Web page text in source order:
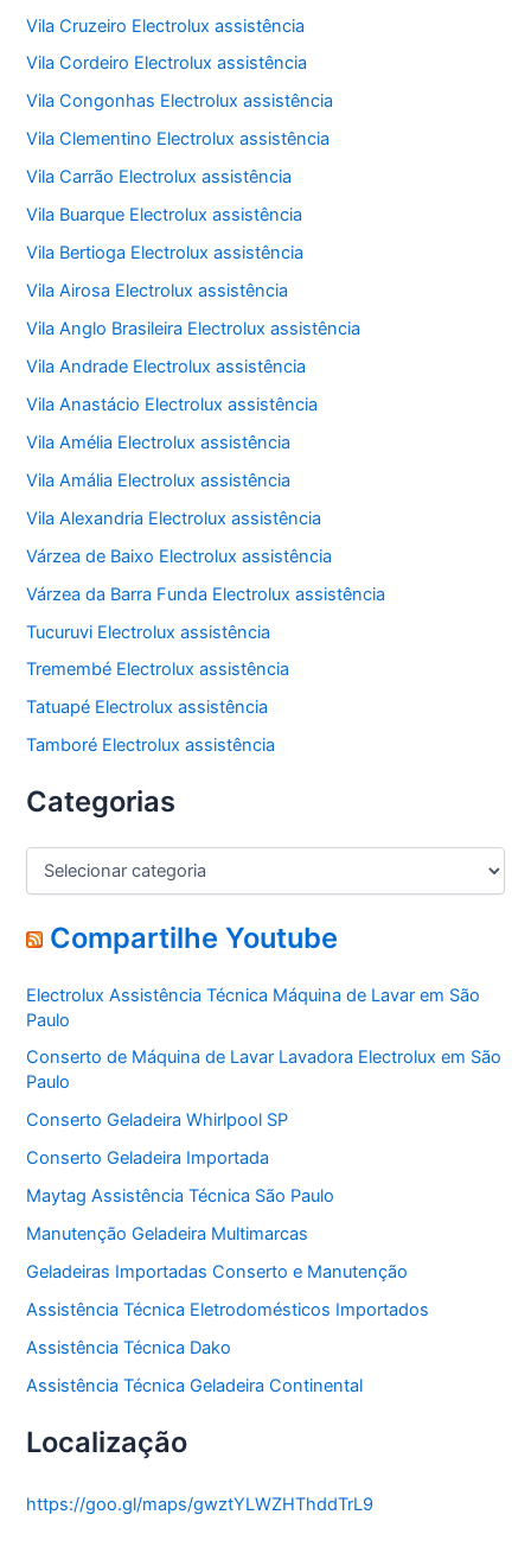
Vila Cruzeiro Electrolux assistência
Vila Cordeiro Electrolux assistência
Vila Congonhas Electrolux assistência
Vila Clementino Electrolux assistência
Vila Carrão Electrolux assistência
Vila Buarque Electrolux assistência
Vila Bertioga Electrolux assistência
Vila Airosa Electrolux assistência
Vila Anglo Brasileira Electrolux assistência
Vila Andrade Electrolux assistência
Vila Anastácio Electrolux assistência
Vila Amélia Electrolux assistência
Vila Amália Electrolux assistência
Vila Alexandria Electrolux assistência
Várzea de Baixo Electrolux assistência
Várzea da Barra Funda Electrolux assistência
Tucuruvi Electrolux assistência
Tremembé Electrolux assistência
Tatuapé Electrolux assistência
Tamboré Electrolux assistência
Categorias
C
e
g
r
i
a
s
Compartilhe Youtube
Electrolux Assistência Técnica Máquina de Lavar em São
Paulo
Conserto de Máquina de Lavar Lavadora Electrolux em São
Paulo
Conserto Geladeira Whirlpool SP
Conserto Geladeira Importada
Maytag Assistência Técnica São Paulo
Manutenção Geladeira Multimarcas
Geladeiras Importadas Conserto e Manutenção
Assistência Técnica Eletrodomésticos Importados
Assistência Técnica Dako
Assistência Técnica Geladeira Continental
Localização
https://goo.gl/maps/gwztYLWZHThddTrL9